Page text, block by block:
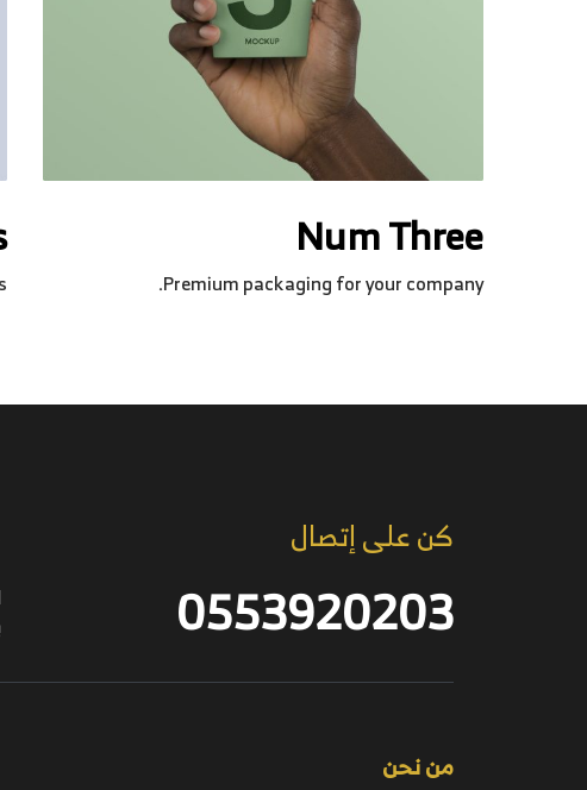
Num Three
Premium packaging for your company.
كن على إتصال
0553920203
من نحن